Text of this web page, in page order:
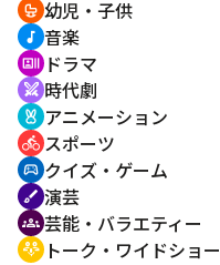
crib 幼児・子供
music_note 音楽
recent_actors ドラマ
swords 時代劇
cruelty_free アニメーション
directions_bike スポーツ
sports_esports クイズ・ゲーム
brush 演芸
groups 芸能・バラエティー
adaptive_audio_mic トーク・ワイドショー